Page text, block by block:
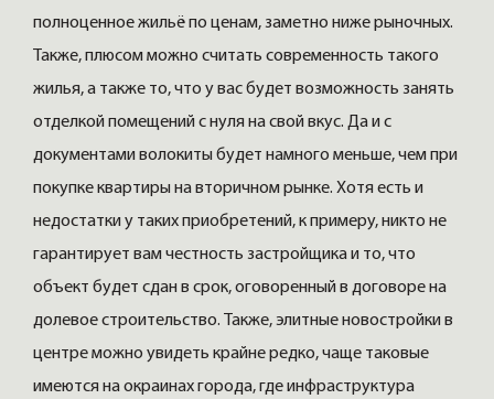
полноценное жильё по ценам, заметно ниже рыночных.
Также, плюсом можно считать современность такого
жилья, а также то, что у вас будет возможность занять
отделкой помещений с нуля на свой вкус. Да и с
документами волокиты будет намного меньше, чем при
покупке квартиры на вторичном рынке. Хотя есть и
недостатки у таких приобретений, к примеру, никто не
гарантирует вам честность застройщика и то, что
объект будет сдан в срок, оговоренный в договоре на
долевое строительство. Также, элитные новостройки в
центре можно увидеть крайне редко, чаще таковые
имеются на окраинах города, где инфраструктура